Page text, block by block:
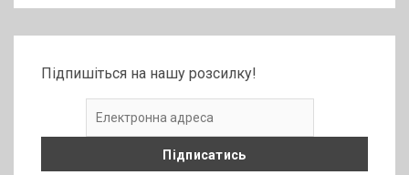
Підпишіться на нашу розсилку!